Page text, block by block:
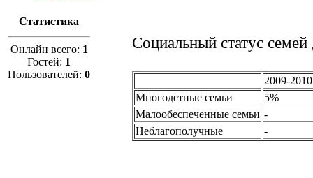
Статистика
Онлайн всего: 1
Гостей: 1
Пользователей: 0
Социальный статус
2009-
Многодетные семьи
5%
Малообеспеченные семьи -
Неблагополучные
-